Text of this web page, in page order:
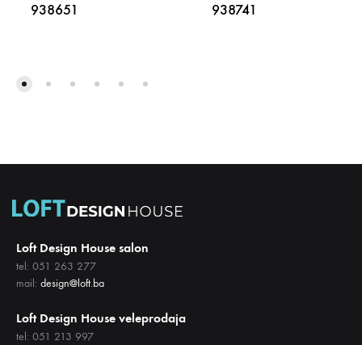
938651
938741
Loft Design House salon
tel: 051 263 277
mail: design@loft.ba
Loft Design House veleprodaja
tel: 051 213 997